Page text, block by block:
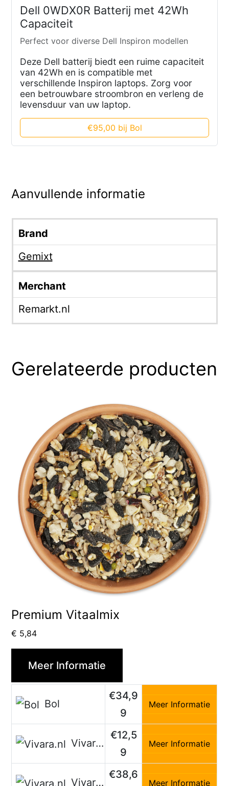
Dell 0WDX0R Batterij met 42Wh
Capaciteit
Perfect voor diverse Dell Inspiron modellen
Deze Dell batterij biedt een ruime capaciteit
van 42Wh en is compatible met
verschillende Inspiron laptops. Zorg voor
een betrouwbare stroombron en verleng de
levensduur van uw laptop.
€95,00 bij Bol
Aanvullende informatie
Brand
Gemixt
Merchant
Remarkt.nl
Gerelateerde producten
Premium Vitaalmix
€ 5,84
Meer Informatie
Bol
€34,9
9
Meer Informatie
Vivara.nl
€12,5
9
Meer Informatie
Vivara.nl
€38,6
Meer Informatie